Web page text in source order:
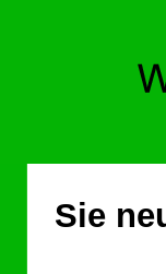
Sie